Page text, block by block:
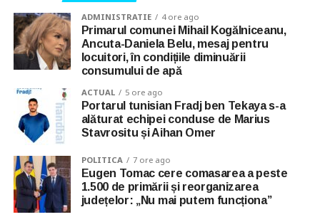
ADMINISTRATIE 4 ore ago
Primarul comunei Mihail Kogălniceanu,
Ancuta-Daniela Belu, mesaj pentru
locuitori, în condițiile diminuării
consumului de apă
ACTUAL 5 ore ago
Portarul tunisian Fradj ben Tekaya s-a
alăturat echipei conduse de Marius
Stavrositu și Aihan Omer
POLITICA 7 ore ago
Eugen Tomac cere comasarea a peste
1.500 de primării și reorganizarea
județelor: „Nu mai putem funcționa”